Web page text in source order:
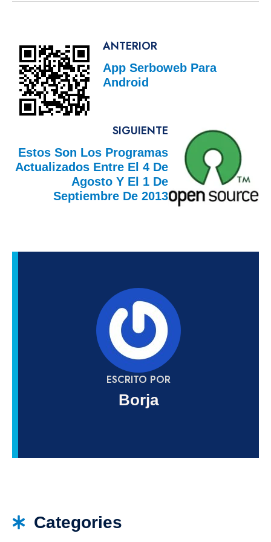
ANTERIOR
App Serboweb Para
Android
SIGUIENTE
Estos Son Los Programas
Actualizados Entre El 4 De
Agosto Y El 1 De
Septiembre De 2013
ESCRITO POR
Borja
Categories